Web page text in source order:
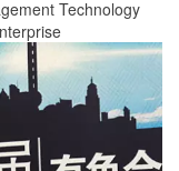
Technology